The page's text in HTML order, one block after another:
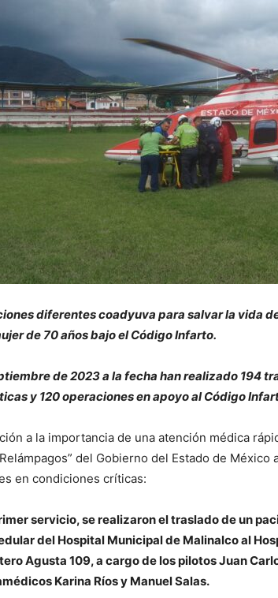
diferentes coadyuva para salvar la vida
de 70 años bajo el Código Infarto.
de 2023 a la fecha han realizado 194
y 120 operaciones en apoyo al Código
a la importancia de una atención médica
del Gobierno del Estado de
en condiciones críticas:
servicio, se realizaron el traslado de un
del Hospital Municipal de Malinalco al
Agusta 109, a cargo de los pilotos Juan
Karina Ríos y Manuel Salas.